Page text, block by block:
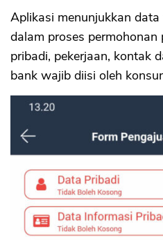
Aplikasi menunjukkan
dalam proses
pribadi, pekerjaan, kontak
bank wajib diisi oleh